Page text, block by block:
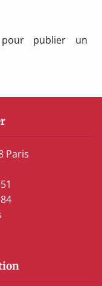
publier un
Paris